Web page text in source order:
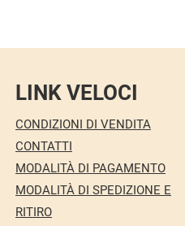
LINK VELOCI
CONDIZIONI DI VENDITA
CONTATTI
MODALITÀ DI PAGAMENTO
MODALITÀ DI SPEDIZIONE E
RITIRO